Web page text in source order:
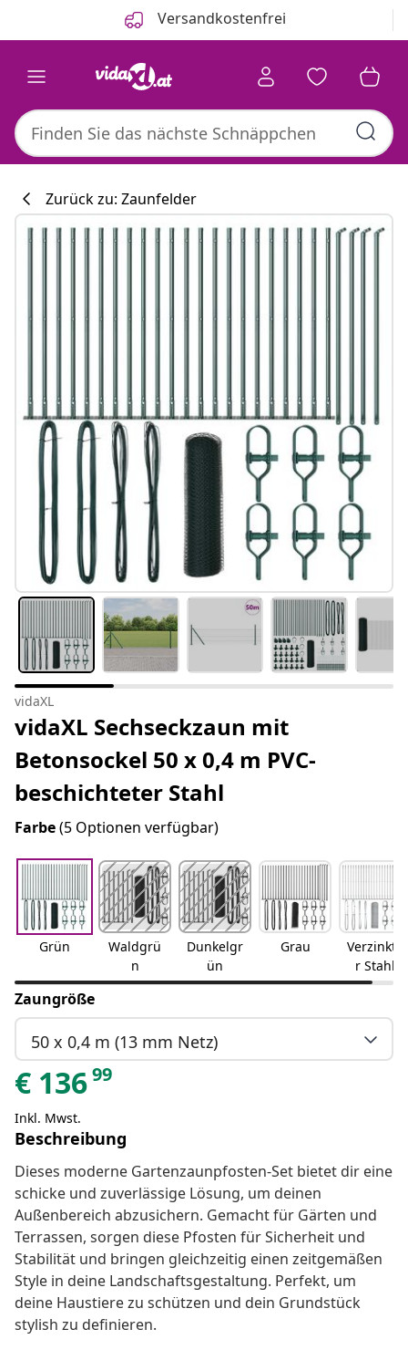
Versandkostenfrei
Zurück zu: Zaunfelder
vidaXL
vidaXL Sechseckzaun mit
Betonsockel 50 x 0,4 m PVC-
beschichteter Stahl
Farbe(5 Optionen verfügbar)
Grün
Waldgrü
n
Dunkelgr
ün
Grau
Verzinkte
r Stahl
Zaungröße
50 x 0,4 m (13 mm Netz)
€ 13699
Inkl. Mwst.
Beschreibung
Dieses moderne Gartenzaunpfosten-Set bietet dir eine
schicke und zuverlässige Lösung, um deinen
Außenbereich abzusichern. Gemacht für Gärten und
Terrassen, sorgen diese Pfosten für Sicherheit und
Stabilität und bringen gleichzeitig einen zeitgemäßen
Style in deine Landschaftsgestaltung. Perfekt, um
deine Haustiere zu schützen und dein Grundstück
stylish zu definieren.